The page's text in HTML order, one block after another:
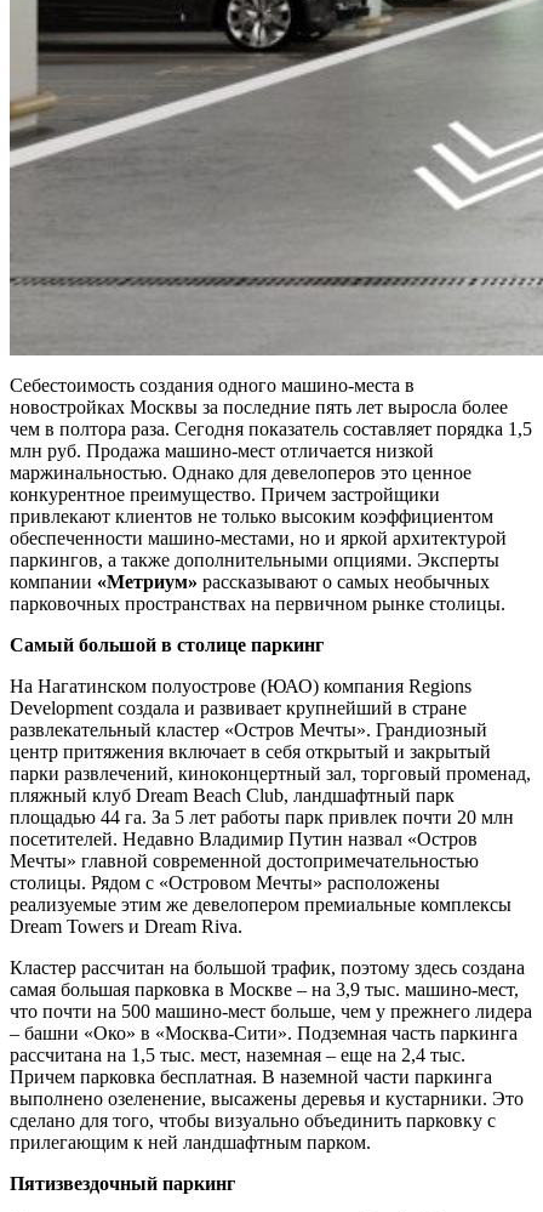
Себестоимость создания одного машино-места в
новостройках Москвы за последние пять лет выросла более
чем в полтора раза. Сегодня показатель составляет порядка 1,5
млн руб. Продажа машино-мест отличается низкой
маржинальностью. Однако для девелоперов это ценное
конкурентное преимущество. Причем застройщики
привлекают клиентов не только высоким коэффициентом
обеспеченности машино-местами, но и яркой архитектурой
паркингов, а также дополнительными опциями. Эксперты
компании «Метриум» рассказывают о самых необычных
парковочных пространствах на первичном рынке столицы.
Самый большой в столице паркинг
На Нагатинском полуострове (ЮАО) компания Regions
Development создала и развивает крупнейший в стране
развлекательный кластер «Остров Мечты». Грандиозный
центр притяжения включает в себя открытый и закрытый
парки развлечений, киноконцертный зал, торговый променад,
пляжный клуб Dream Beach Club, ландшафтный парк
площадью 44 га. За 5 лет работы парк привлек почти 20 млн
посетителей. Недавно Владимир Путин назвал «Остров
Мечты» главной современной достопримечательностью
столицы. Рядом с «Островом Мечты» расположены
реализуемые этим же девелопером премиальные комплексы
Dream Towers и Dream Riva.
Кластер рассчитан на большой трафик, поэтому здесь создана
самая большая парковка в Москве – на 3,9 тыс. машино-мест,
что почти на 500 машино-мест больше, чем у прежнего лидера
– башни «Око» в «Москва-Сити». Подземная часть паркинга
рассчитана на 1,5 тыс. мест, наземная – еще на 2,4 тыс.
Причем парковка бесплатная. В наземной части паркинга
выполнено озеленение, высажены деревья и кустарники. Это
сделано для того, чтобы визуально объединить парковку с
прилегающим к ней ландшафтным парком.
Пятизвездочный паркинг